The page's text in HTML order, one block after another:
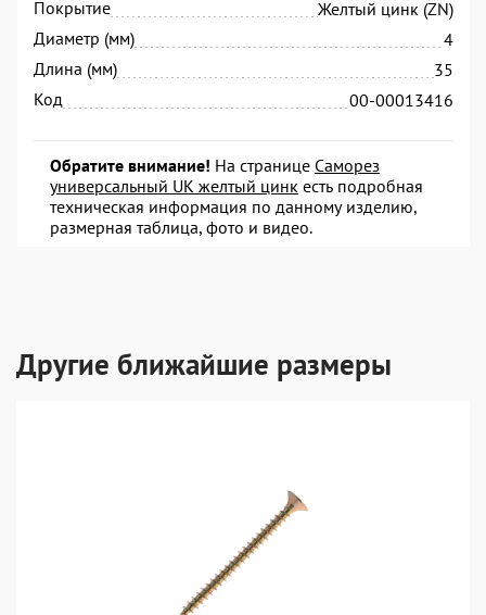
Покрытие
Желтый цинк (ZN)
Диаметр (мм)
4
Длина (мм)
35
Код
00-00013416
Обратите внимание! На странице Саморез
универсальный UK желтый цинк есть подробная
техническая информация по данному изделию,
размерная таблица, фото и видео.
Другие ближайшие размеры